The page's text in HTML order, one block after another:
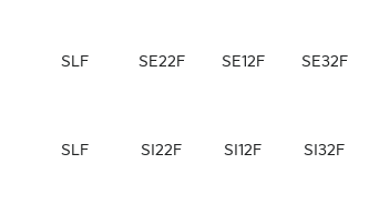
SLF SE22F SE12F SE32F
SLF SI22F SI12F SI32F